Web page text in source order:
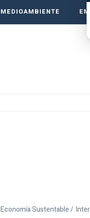
MEDIOAMBIENTE
Economía Sustentable /